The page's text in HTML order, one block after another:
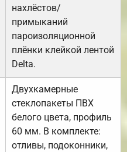
нахлёстов/
примыканий
пароизоляционной
плёнки клейкой лентой
Delta.
Двухкамерные
стеклопакеты ПВХ
белого цвета, профиль
60 мм. В комплекте:
отливы, подоконники,